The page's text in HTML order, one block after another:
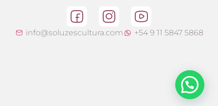
info@soluzescultura.com +54 9 11 5847 5868